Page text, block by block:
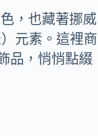
，也藏著挪威
元素。這裡商
品，悄悄點綴